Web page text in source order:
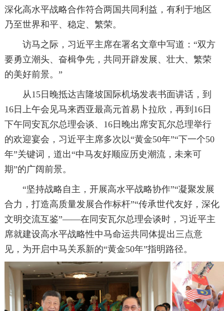
深化高水平战略合作符合两国共同利益，有利于地区
乃至世界和平、稳定、繁荣。
访马之际，习近平主席在署名文章中写道：“双方
要勇立潮头、奋楫争先，共同开辟发展、壮大、繁荣
的美好前景。”
从15日晚抵达吉隆坡国际机场发表书面讲话，到
16日上午会见马来西亚最高元首易卜拉欣，再到16日
下午同安瓦尔总理会谈、16日晚出席安瓦尔总理举行
的欢迎宴会，习近平主席多次以“黄金50年”“下一个50
年”关键词，道出“中马友好顺应历史潮流，未来可
期”的广阔前景。
“坚持战略自主，开展高水平战略协作”“凝聚发展
合力，打造高质量发展合作标杆”“传承世代友好，深化
文明交流互鉴”——在同安瓦尔总理会谈时，习近平主
席就建设高水平战略性中马命运共同体提出三点意
见，为开启中马关系新的“黄金50年”指明路径。